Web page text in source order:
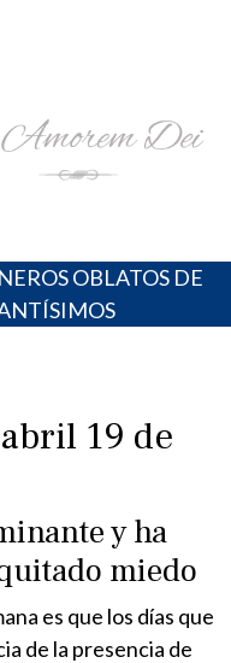
Marianas,
OBLATOS DE
19 de
y ha
miedo
es que los días que
de la presencia de